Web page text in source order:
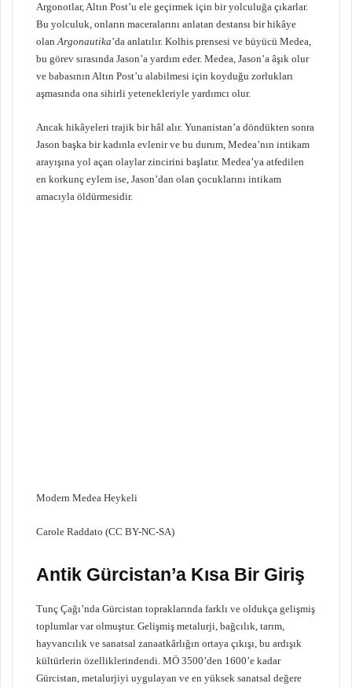
Argonotlar, Altın Post’u ele geçirmek için bir yolculuğa çıkarlar.
Bu yolculuk, onların maceralarını anlatan destansı bir hikâye
olanArgonautika’da anlatılır. Kolhis prensesi ve büyücü Medea,
bu görev sırasında Jason’a yardım eder. Medea, Jason’a âşık olur
ve babasının Altın Post’u alabilmesi için koyduğu zorlukları
aşmasında ona sihirli yetenekleriyle yardımcı olur.
Ancak hikâyeleri trajik bir hâl alır. Yunanistan’a döndükten sonra
Jason başka bir kadınla evlenir ve bu durum, Medea’nın intikam
arayışına yol açan olaylar zincirini başlatır. Medea’ya atfedilen
en korkunç eylem ise, Jason’dan olan çocuklarını intikam
amacıyla öldürmesidir.
Modern Medea Heykeli
Carole Raddato (CC BY-NC-SA)
Antik Gürcistan’a Kısa Bir Giriş
Tunç Çağı’nda Gürcistan topraklarında farklı ve oldukça gelişmiş
toplumlar var olmuştur. Gelişmiş metalurji, bağcılık, tarım,
hayvancılık ve sanatsal zanaatkârlığın ortaya çıkışı, bu ardışık
kültürlerin özelliklerindendi. MÖ 3500’den 1600’e kadar
Gürcistan, metalurjiyi uygulayan ve en yüksek sanatsal değere